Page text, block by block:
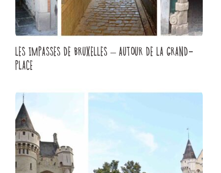
LES IMPASSES DE BRUXELLES – AUTOUR DE LA GRAND-
PLACE